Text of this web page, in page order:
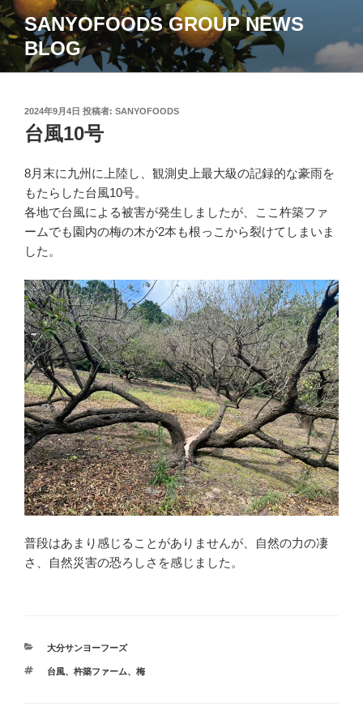
コ
ン
テ
ン
SANYOFOODS GROUP NEWS
BLOG
投
稿
日:
2024年9月4日 投稿者: SANYOFOODS
台風10号
8月末に九州に上陸し、観測史上最大級の記録的な豪雨を
もたらした台風10号。
各地で台風による被害が発生しましたが、ここ杵築ファ
ームでも園内の梅の木が2本も根っこから裂けてしまいま
した。
普段はあまり感じることがありませんが、自然の力の凄
さ、自然災害の恐ろしさを感じました。
カ
ゴ
大分サンヨーフーズ
タ
台風、 杵築ファーム、 梅